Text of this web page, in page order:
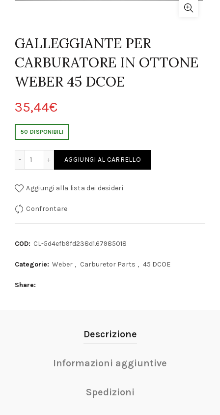
GALLEGGIANTE PER
CARBURATORE IN OTTONE
WEBER 45 DCOE
35,44€
50 DISPONIBILI
AGGIUNGI AL CARRELLO
Aggiungi alla lista dei desideri
Confrontare
COD: CL-5d4efb9fd238d1.67985018
Categorie: Weber , Carburetor Parts , 45 DCOE
Share
Descrizione
Informazioni aggiuntive
Spedizioni